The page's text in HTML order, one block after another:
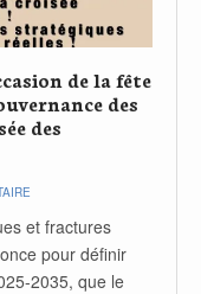
de la fête
des
des
et fractures
pour définir
2035, que le